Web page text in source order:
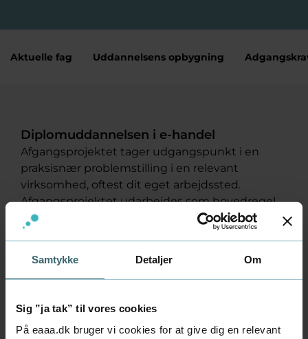
Samtykke Detaljer Om
Sig ”ja tak” til vores cookies
På eaaa.dk bruger vi cookies for at give dig en relevant
Aktuelle fag Uddannelsens opbygning
Diplomuddannelsen i e-handel
Afgangsprojektet tager udgangspunkt i en
praksisnær problemstilling i en relevant
virksomhed, oftest dit eget arbejdssted.
Afgangsprojektet udarbejdes som hovedregel
individuelt.
stand til at identificere, analysere og reflektere
over en tværfaglig, praksisorienteret
angive løsninger og handlemuligheder ved at
bruge både teori og metode.